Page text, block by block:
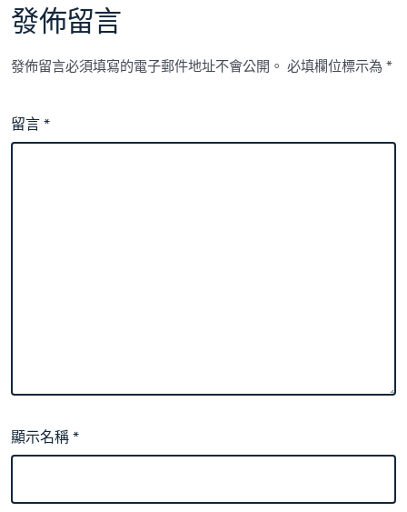
發佈留言
發佈留言必須填寫的電子郵件地址不會公開。 必填欄位標示為*
留言*
顯示名稱*